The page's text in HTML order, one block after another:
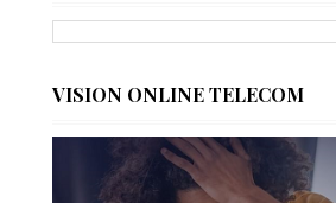
VISION ONLINE TELECOM